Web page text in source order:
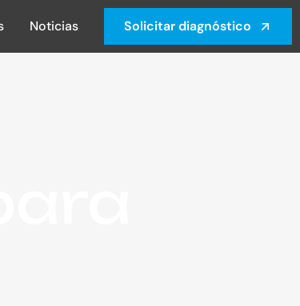
Noticias Solicitar diagnóstico